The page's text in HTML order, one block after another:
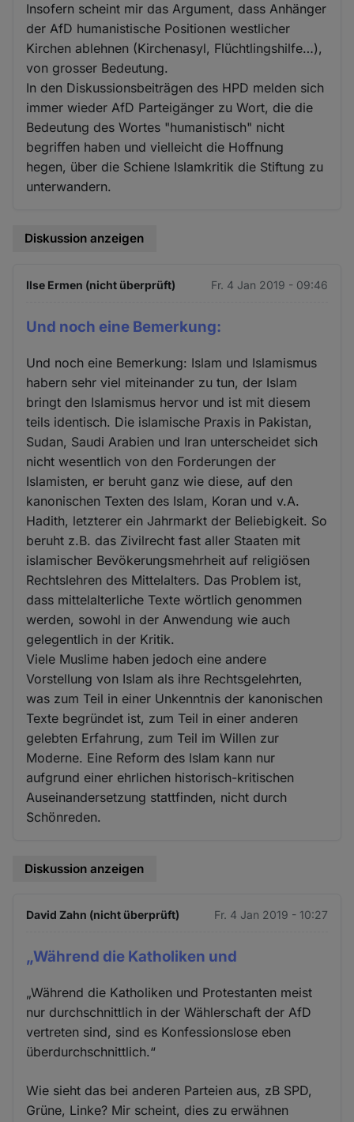
Insofern scheint mir das Argument, dass Anhänger
der AfD humanistische Positionen westlicher
Kirchen ablehnen (Kirchenasyl, Flüchtlingshilfe…),
von grosser Bedeutung.
In den Diskussionsbeiträgen des HPD melden sich
immer wieder AfD Parteigänger zu Wort, die die
Bedeutung des Wortes "humanistisch" nicht
begriffen haben und vielleicht die Hoffnung
hegen, über die Schiene Islamkritik die Stiftung zu
unterwandern.
Diskussion anzeigen
Ilse Ermen (nicht überprüft) Fr. 4 Jan 2019 - 09:46
Und noch eine Bemerkung:
Und noch eine Bemerkung: Islam und Islamismus
habern sehr viel miteinander zu tun, der Islam
bringt den Islamismus hervor und ist mit diesem
teils identisch. Die islamische Praxis in Pakistan,
Sudan, Saudi Arabien und Iran unterscheidet sich
nicht wesentlich von den Forderungen der
Islamisten, er beruht ganz wie diese, auf den
kanonischen Texten des Islam, Koran und v.A.
Hadith, letzterer ein Jahrmarkt der Beliebigkeit. So
beruht z.B. das Zivilrecht fast aller Staaten mit
islamischer Bevökerungsmehrheit auf religiösen
Rechtslehren des Mittelalters. Das Problem ist,
dass mittelalterliche Texte wörtlich genommen
werden, sowohl in der Anwendung wie auch
gelegentlich in der Kritik.
Viele Muslime haben jedoch eine andere
Vorstellung von Islam als ihre Rechtsgelehrten,
was zum Teil in einer Unkenntnis der kanonischen
Texte begründet ist, zum Teil in einer anderen
gelebten Erfahrung, zum Teil im Willen zur
Moderne. Eine Reform des Islam kann nur
aufgrund einer ehrlichen historisch-kritischen
Auseinandersetzung stattfinden, nicht durch
Schönreden.
Diskussion anzeigen
David Zahn (nicht überprüft) Fr. 4 Jan 2019 - 10:27
„Während die Katholiken und
„Während die Katholiken und Protestanten meist
nur durchschnittlich in der Wählerschaft der AfD
vertreten sind, sind es Konfessionslose eben
überdurchschnittlich.“
Wie sieht das bei anderen Parteien aus, zB SPD,
Grüne, Linke? Mir scheint, dies zu erwähnen